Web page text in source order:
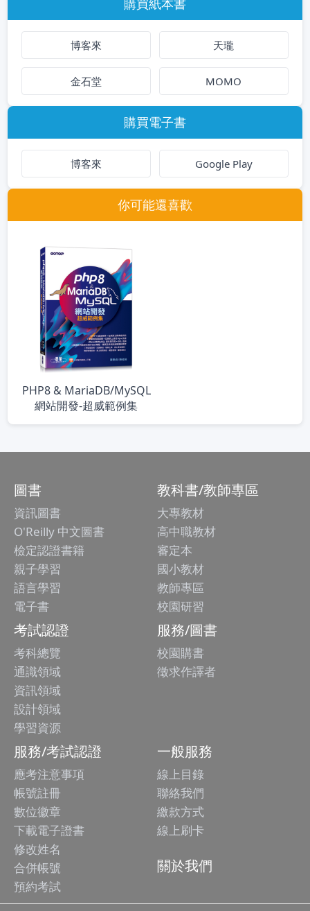
購買紙本書
博客來 天瓏
金石堂 MOMO
購買電子書
博客來 Google Play
你可能還喜歡
PHP8 & MariaDB/MySQL
網站開發-超威範例集
圖書
資訊圖書
O'Reilly 中文圖書
檢定認證書籍
親子學習
語言學習
電子書
教科書/教師專區
大專教材
高中職教材
審定本
國小教材
教師專區
校園研習
考試認證
考科總覽
通識領域
資訊領域
設計領域
學習資源
服務/圖書
校園購書
徵求作譯者
服務/考試認證
應考注意事項
帳號註冊
數位徽章
下載電子證書
修改姓名
合併帳號
預約考試
一般服務
線上目錄
聯絡我們
繳款方式
線上刷卡
關於我們